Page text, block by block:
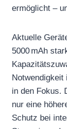
ermöglicht –
Aktuelle
5000 mAh
Notwendigkeit
in den Fokus.
nur eine
Schutz bei